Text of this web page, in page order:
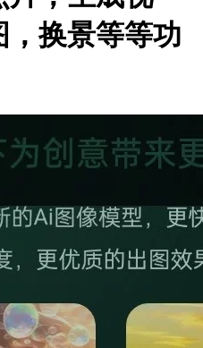
换景等等功